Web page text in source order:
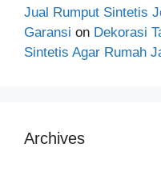
Jual Rumput Sintetis
Garansi on Dekorasi
Sintetis Agar Rumah
Archives